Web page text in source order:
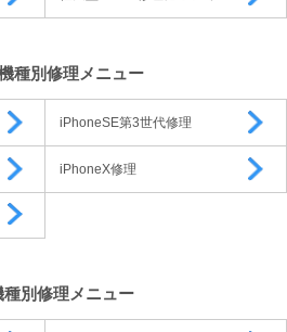
種別修理メニュー
iPhoneSE第3世代修理
iPhoneX修理
種別修理メニュー